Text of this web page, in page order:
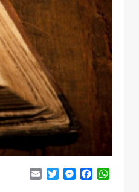
WhatsApp
Facebook
Messenger
Twitter